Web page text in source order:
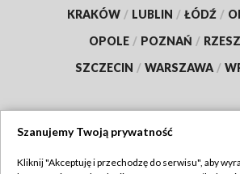
KRAKÓW / LUBLIN / ŁÓDŹ /
OPOLE / POZNAŃ /
SZCZECIN / WARSZAWA /
Szanujemy Twoją prywatność
Kliknij "Akceptuję i przechodzę do serwisu", aby